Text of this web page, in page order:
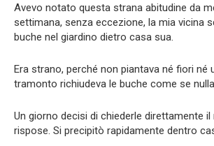
Avevo notato questa strana abitudine da
settimana, senza eccezione, la mia vicina
buche nel giardino dietro casa sua.
Era strano, perché non piantava né fiori né
tramonto richiudeva le buche come se
Un giorno decisi di chiederle direttamente
rispose. Si precipitò rapidamente dentro